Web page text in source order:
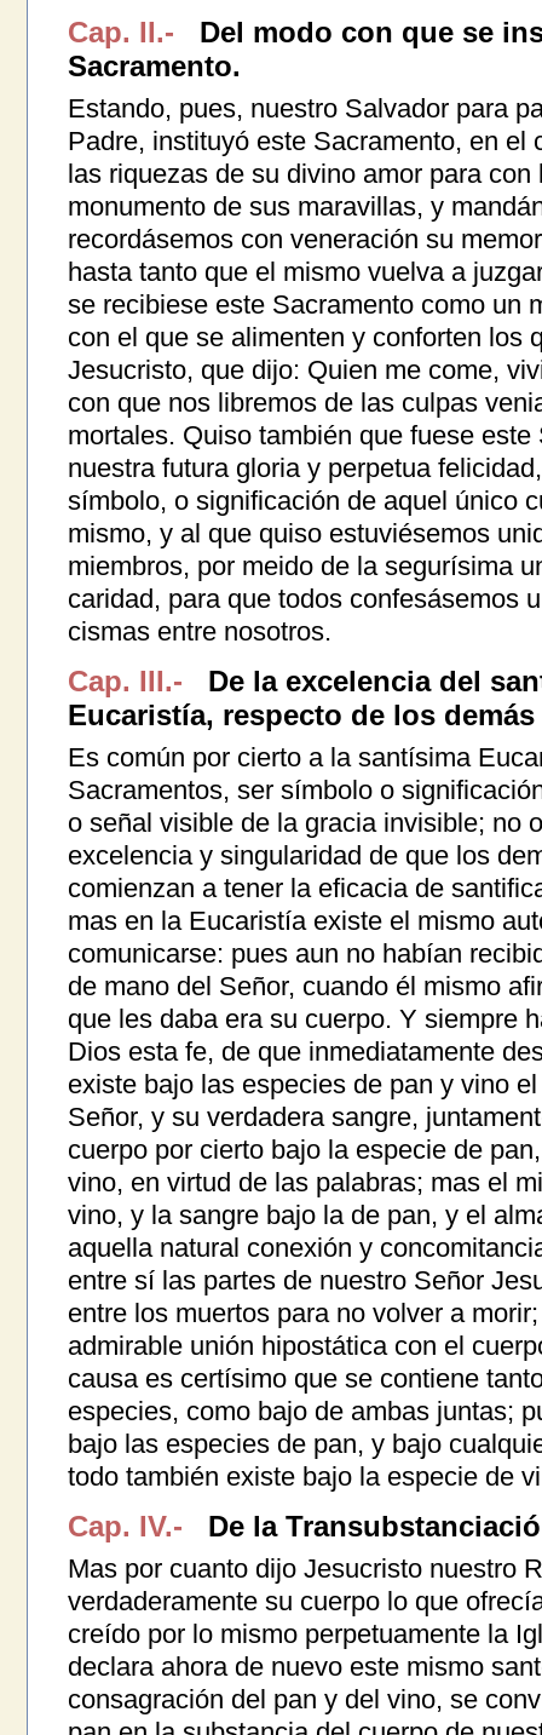
Cap. II.-
Del modo con que se
Sacramento.
Estando, pues, nuestro Salvador para
Padre, instituyó este Sacramento, en el
las riquezas de su divino amor para
monumento de sus maravillas, y
recordásemos con veneración su
hasta tanto que el mismo vuelva a
se recibiese este Sacramento como un
con el que se alimenten y conforten los
Jesucristo, que dijo: Quien me come,
con que nos libremos de las culpas
mortales. Quiso también que fuese
nuestra futura gloria y perpetua
símbolo, o significación de aquel único
mismo, y al que quiso estuviésemos
miembros, por meido de la segurísima
caridad, para que todos confesásemos
cismas entre nosotros.
Cap. III.-
De la excelencia del
Eucaristía, respecto de los
Es común por cierto a la santísima
Sacramentos, ser símbolo o
o señal visible de la gracia invisible; no
excelencia y singularidad de que los
comienzan a tener la eficacia de
mas en la Eucaristía existe el mismo
comunicarse: pues aun no habían
de mano del Señor, cuando él mismo
que les daba era su cuerpo. Y siempre
Dios esta fe, de que inmediatamente
existe bajo las especies de pan y vino
Señor, y su verdadera sangre,
cuerpo por cierto bajo la especie de
vino, en virtud de las palabras; mas el
vino, y la sangre bajo la de pan, y el
aquella natural conexión y
entre sí las partes de nuestro Señor
entre los muertos para no volver a
admirable unión hipostática con el
causa es certísimo que se contiene
especies, como bajo de ambas juntas;
bajo las especies de pan, y bajo
todo también existe bajo la especie de
Cap. IV.- De la
Mas por cuanto dijo Jesucristo nuestro
verdaderamente su cuerpo lo que
creído por lo mismo perpetuamente la
declara ahora de nuevo este mismo
consagración del pan y del vino, se